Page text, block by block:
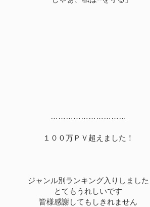
…………………………
１００万ＰＶ超えました！
ジャンル別ランキング入りしました
とてもうれしいです
皆様感謝してもしきれません